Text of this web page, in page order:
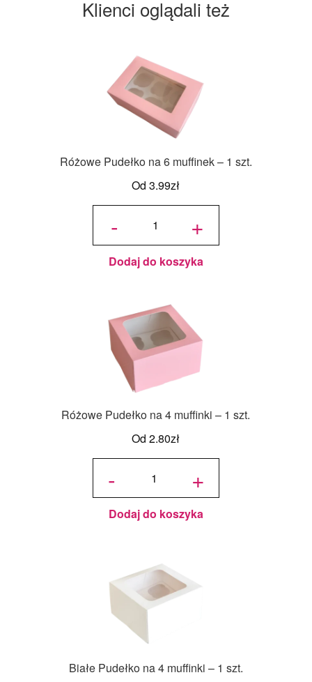
Klienci oglądali też
Różowe Pudełko na 6 muffinek – 1 szt.
Od3.99zł
-
ilość
na 6
muffinek
- 1 szt. +
Dodaj do koszyka
Różowe Pudełko na 4 muffinki – 1 szt.
Od2.80zł
-
ilość
na 4
muffinki
- 1 szt. +
Dodaj do koszyka
Białe Pudełko na 4 muffinki – 1 szt.